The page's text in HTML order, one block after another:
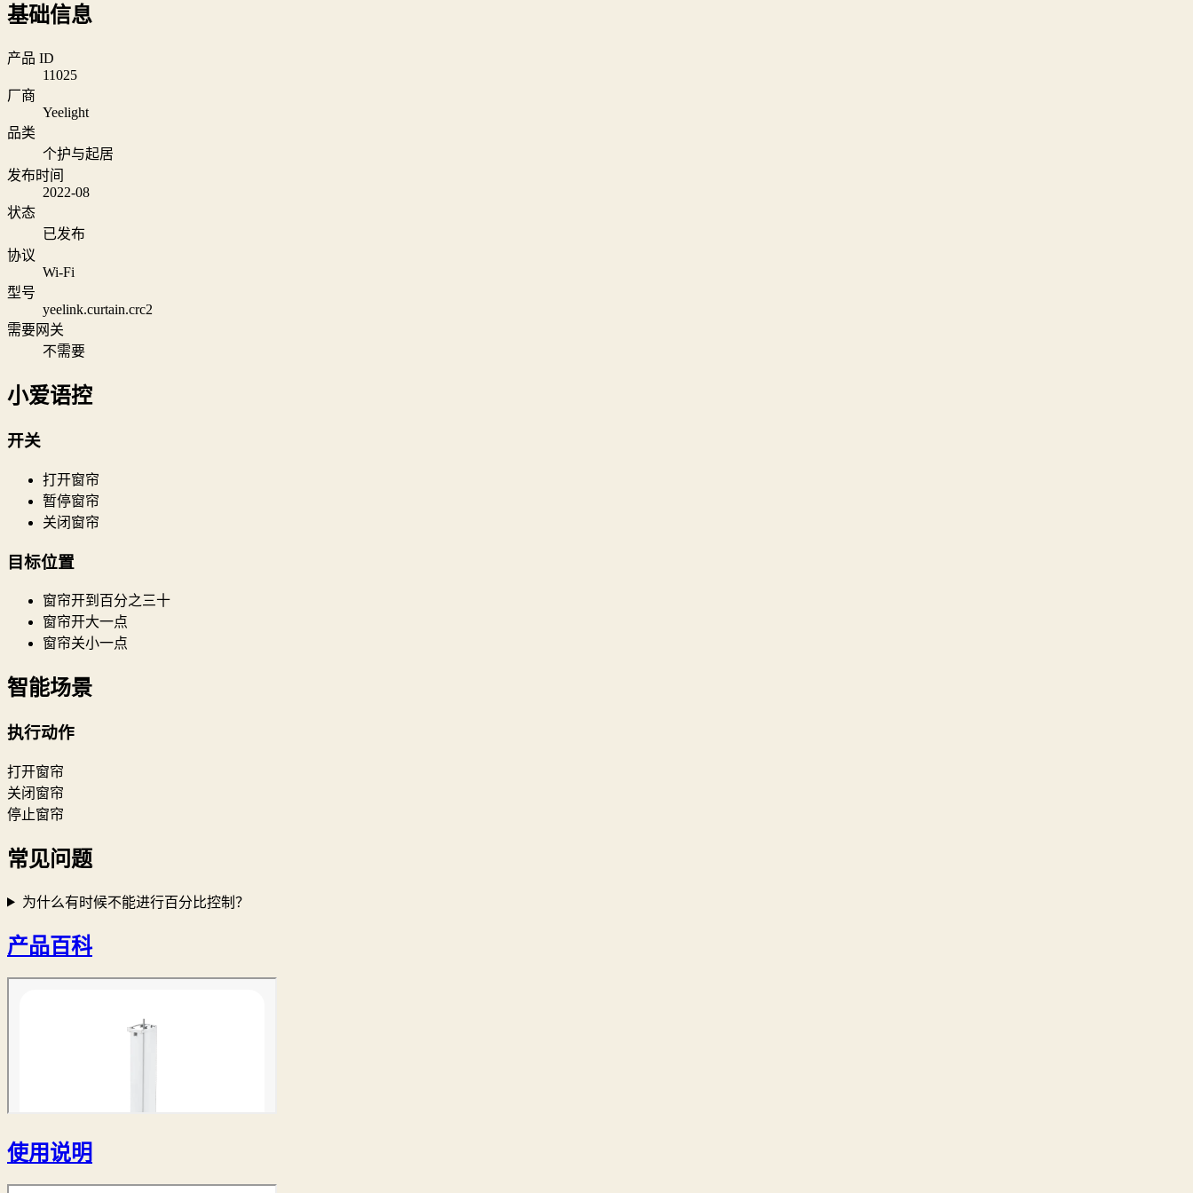
基础信息
产品 ID
11025
厂商
Yeelight
品类
个护与起居
发布时间
2022-08
状态
已发布
协议
Wi‑Fi
型号
yeelink.curtain.crc2
需要网关
不需要
小爱语控
开关
打开窗帘
暂停窗帘
关闭窗帘
目标位置
窗帘开到百分之三十
窗帘开大一点
窗帘关小一点
智能场景
执行动作
打开窗帘
关闭窗帘
停止窗帘
常见问题
为什么有时候不能进行百分比控制？
产品百科
使用说明